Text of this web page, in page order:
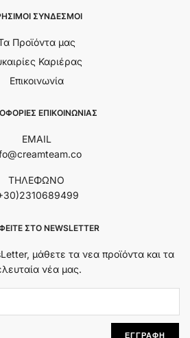
ΣΥΝΔΕΣΜΟΙ
Προϊόντα μας
Καριέρας
Επικοινωνία
ΕΠΙΚΟΙΝΩΝΙΑΣ
EMAIL
ΤΗΛΕΦΩΝΟ
ΣΤΟ NEWSLETTER
μάθετε τα νεα προϊόντα και τα
νέα μας.
ΕΓΓΡΑΦΗ